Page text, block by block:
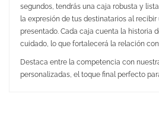
segundos, tendrás una caja robusta y
la expresión de tus destinatarios al
presentado. Cada caja cuenta la historia
cuidado, lo que fortalecerá la relación
Destaca entre la competencia con
personalizadas, el toque final perfecto